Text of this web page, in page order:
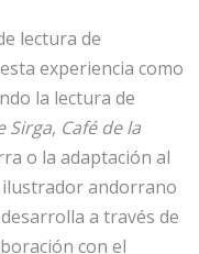
lectura de
experiencia como
la lectura de
Sirga, Café de la
o la adaptación al
ilustrador andorrano
a través de
con el